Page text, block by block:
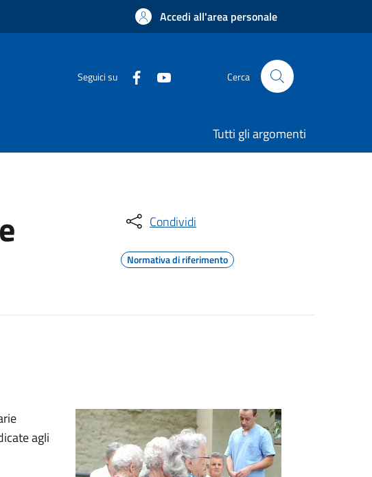
Accedi all'area personale
Seguici su Cerca
Tutti gli argomenti
Condividi
Normativa di riferimento
agli